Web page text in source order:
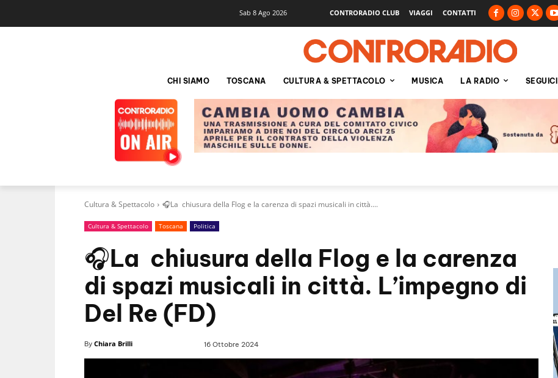
Sab 8 Ago 2026 CONTRORADIO CLUB VIAGGI CONTATTI
CHI SIAMO TOSCANA CULTURA & SPETTACOLO MUSICA LA RADIO SEGUICI
Cultura & Spettacolo 🎧La chiusura della Flog e la carenza di spazi musicali in città....
Cultura & Spettacolo Toscana Politica
🎧La chiusura della Flog e la carenza
di spazi musicali in città. L’impegno di
Del Re (FD)
By Chiara Brilli 16 Ottobre 2024